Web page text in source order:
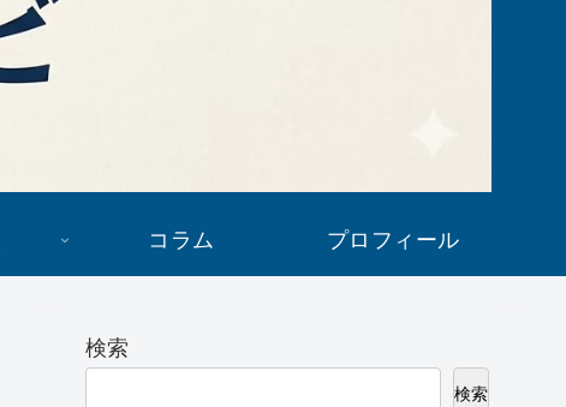
コラム プロフィール
検索
検索